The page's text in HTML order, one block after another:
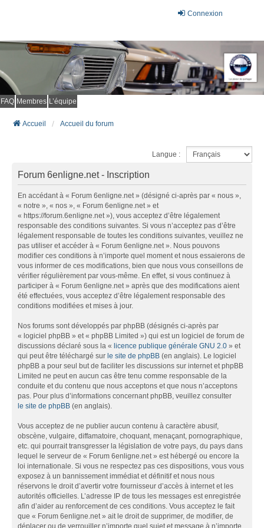
Connexion
FAQ Membres L’équipe
Accueil Accueil du forum
Langue :
Forum 6enligne.net - Inscription
En accédant à « Forum 6enligne.net » (désigné ci-après par « nous »,
« notre », « nos », « Forum 6enligne.net » et
« https://forum.6enligne.net »), vous acceptez d’être légalement
responsable des conditions suivantes. Si vous n’acceptez pas d’être
légalement responsable de toutes les conditions suivantes, veuillez ne
pas utiliser et accéder à « Forum 6enligne.net ». Nous pouvons
modifier ces conditions à n’importe quel moment et nous essaierons de
vous informer de ces modifications, bien que nous vous conseillons de
vérifier régulièrement par vous-même. En effet, si vous continuez à
participer à « Forum 6enligne.net » après que des modifications aient
été effectuées, vous acceptez d’être légalement responsable des
conditions modifiées et mises à jour.
Nos forums sont développés par phpBB (désignés ci-après par
« logiciel phpBB » et « phpBB Limited ») qui est un logiciel de forum de
discussions déclaré sous la « licence publique générale GNU 2.0 » et
qui peut être téléchargé sur le site de phpBB (en anglais). Le logiciel
phpBB a pour seul but de faciliter les discussions sur internet et phpBB
Limited ne peut en aucun cas être tenu comme responsable de la
conduite et du contenu que nous acceptons et que nous n’acceptons
pas. Pour plus d’informations concernant phpBB, veuillez consulter
le site de phpBB (en anglais).
Vous acceptez de ne publier aucun contenu à caractère abusif,
obscène, vulgaire, diffamatoire, choquant, menaçant, pornographique,
etc. qui pourrait transgresser la législation de votre pays, du pays dans
lequel le serveur de « Forum 6enligne.net » est hébergé ou encore la
loi internationale. Si vous ne respectez pas ces dispositions, vous vous
exposez à un bannissement immédiat et définitif et nous nous
réservons le droit d’avertir votre fournisseur d’accès à internet et les
autorités officielles. L’adresse IP de tous les messages est enregistrée
afin d’aider au renforcement de ces conditions. Vous acceptez le fait
que « Forum 6enligne.net » ait le droit de supprimer, de modifier, de
déplacer ou de verrouiller n’importe quel sujet et message à n’importe